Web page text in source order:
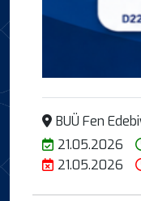
BUÜ Fen
21.05.2026
21.05.2026